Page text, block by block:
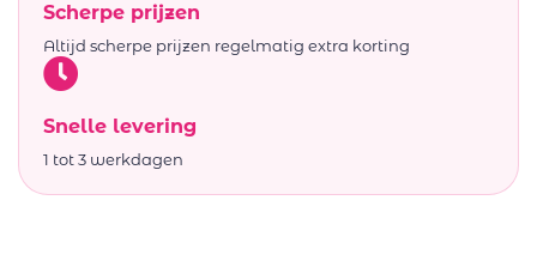
Scherpe prijzen
Altijd scherpe prijzen regelmatig extra korting
Snelle levering
1 tot 3 werkdagen